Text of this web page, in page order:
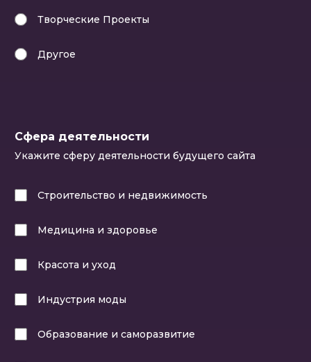
Творческие Проекты
Другое
Сфера деятельности
Укажите сферу деятельности будущего сайта
Строительство и недвижимость
Медицина и здоровье
Красота и уход
Индустрия моды
Образование и саморазвитие